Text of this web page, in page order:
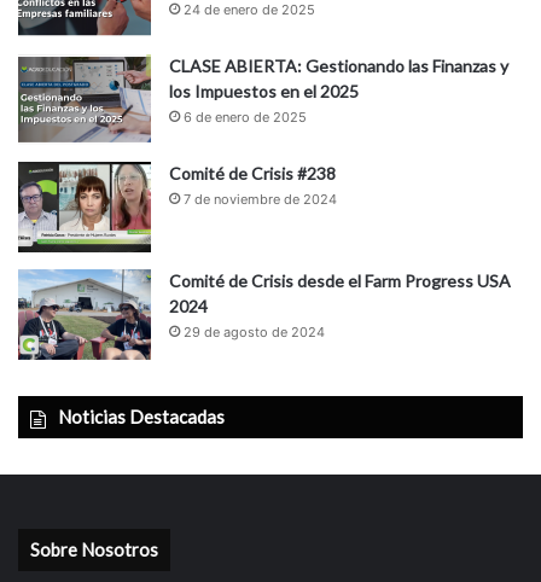
24 de enero de 2025
CLASE ABIERTA: Gestionando las Finanzas y
los Impuestos en el 2025
6 de enero de 2025
Comité de Crisis #238
7 de noviembre de 2024
Comité de Crisis desde el Farm Progress USA
2024
29 de agosto de 2024
Noticias Destacadas
Sobre Nosotros